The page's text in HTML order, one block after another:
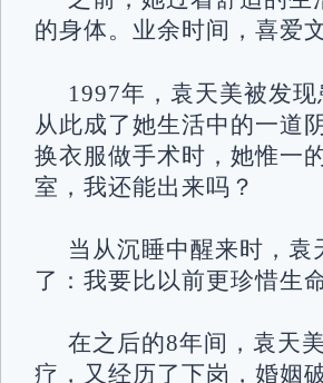
的身体。业余时间，喜爱
1997年，袁天美被发现
从此成了她生活中的一道
换衣服做手术时，她惟一
室，我还能出来吗？
当从沉睡中醒来时，
了：我要比以前更珍惜生
在之后的8年间，袁天
疗，又经历了下岗，婚姻